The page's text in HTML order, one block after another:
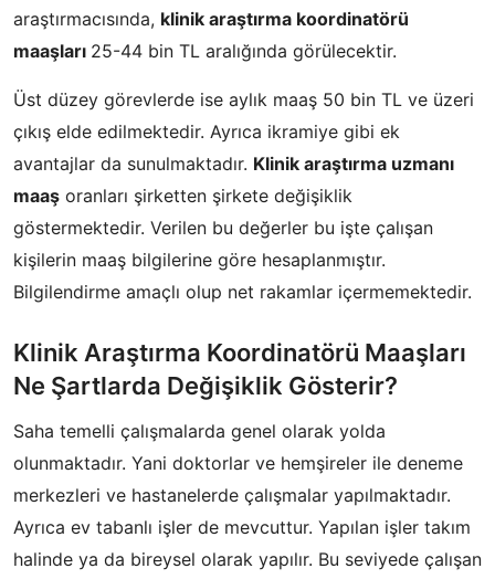
araştırmacısında, klinik araştırma koordinatörü
maaşları 25-44 bin TL aralığında görülecektir.
Üst düzey görevlerde ise aylık maaş 50 bin TL ve üzeri
çıkış elde edilmektedir. Ayrıca ikramiye gibi ek
avantajlar da sunulmaktadır. Klinik araştırma uzmanı
maaş oranları şirketten şirkete değişiklik
göstermektedir. Verilen bu değerler bu işte çalışan
kişilerin maaş bilgilerine göre hesaplanmıştır.
Bilgilendirme amaçlı olup net rakamlar içermemektedir.
Klinik Araştırma Koordinatörü Maaşları
Ne Şartlarda Değişiklik Gösterir?
Saha temelli çalışmalarda genel olarak yolda
olunmaktadır. Yani doktorlar ve hemşireler ile deneme
merkezleri ve hastanelerde çalışmalar yapılmaktadır.
Ayrıca ev tabanlı işler de mevcuttur. Yapılan işler takım
halinde ya da bireysel olarak yapılır. Bu seviyede çalışan